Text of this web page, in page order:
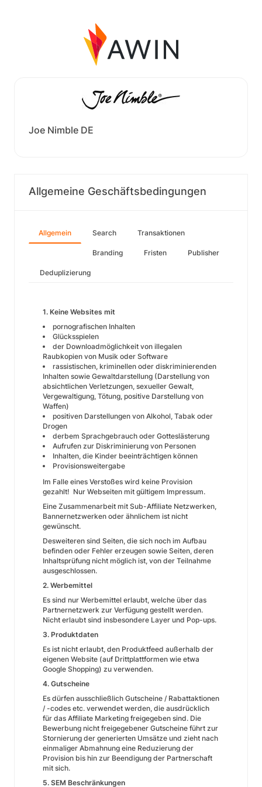
Joe Nimble DE
Allgemeine Geschäftsbedingungen
Allgemein Search Transaktionen
Branding Fristen Publisher
Deduplizierung
1. Keine Websites mit
pornografischen Inhalten
Glücksspielen
der Downloadmöglichkeit von illegalen
Raubkopien von Musik oder Software
rassistischen, kriminellen oder diskriminierenden
Inhalten sowie Gewaltdarstellung (Darstellung von
absichtlichen Verletzungen, sexueller Gewalt,
Vergewaltigung, Tötung, positive Darstellung von
Waffen)
positiven Darstellungen von Alkohol, Tabak oder
Drogen
derbem Sprachgebrauch oder Gotteslästerung
Aufrufen zur Diskriminierung von Personen
Inhalten, die Kinder beeinträchtigen können
Provisionsweitergabe
Im Falle eines Verstoßes wird keine Provision
gezahlt! Nur Webseiten mit gültigem Impressum.
Eine Zusammenarbeit mit Sub-Affiliate Netzwerken,
Bannernetzwerken oder ähnlichem ist nicht
gewünscht.
Desweiteren sind Seiten, die sich noch im Aufbau
befinden oder Fehler erzeugen sowie Seiten, deren
Inhaltsprüfung nicht möglich ist, von der Teilnahme
ausgeschlossen.
2. Werbemittel
Es sind nur Werbemittel erlaubt, welche über das
Partnernetzwerk zur Verfügung gestellt werden.
Nicht erlaubt sind insbesondere Layer und Pop-ups.
3. Produktdaten
Es ist nicht erlaubt, den Produktfeed außerhalb der
eigenen Website (auf Drittplattformen wie etwa
Google Shopping) zu verwenden.
4. Gutscheine
Es dürfen ausschließlich Gutscheine / Rabattaktionen
/ -codes etc. verwendet werden, die ausdrücklich
für das Affiliate Marketing freigegeben sind. Die
Bewerbung nicht freigegebener Gutscheine führt zur
Stornierung der generierten Umsätze und zieht nach
einmaliger Abmahnung eine Reduzierung der
Provision bis hin zur Beendigung der Partnerschaft
mit sich.
5. SEM Beschränkungen